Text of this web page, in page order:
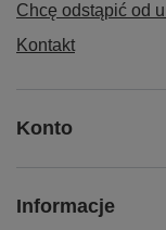
Chcę odstąpić od
Kontakt
Konto
Informacje